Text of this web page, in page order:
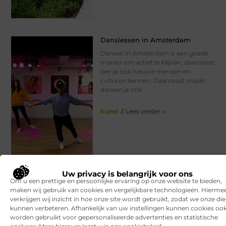
Uw privacy is belangrijk voor ons
Om u een prettige en persoonlijke ervaring op onze website te bieden,
maken wij gebruik van cookies en vergelijkbare technologieën.
verkrijgen wij inzicht in hoe onze site wordt gebruikt, zodat we onze
kunnen verbeteren. Afhankelijk van uw instellingen kunnen cookies
worden gebruikt voor gepersonaliseerde advertenties en statistische
Danslessen in Amsterdam
Dansen in Amsterdam is een goede
manier om actief te blijven, daarnaast
leer je ook nieuwe mensen en
culturen kennen. Daarnaast maakt
dansen je ook
Kunst // Lees verder »
Leuke culturele activiteiten voor